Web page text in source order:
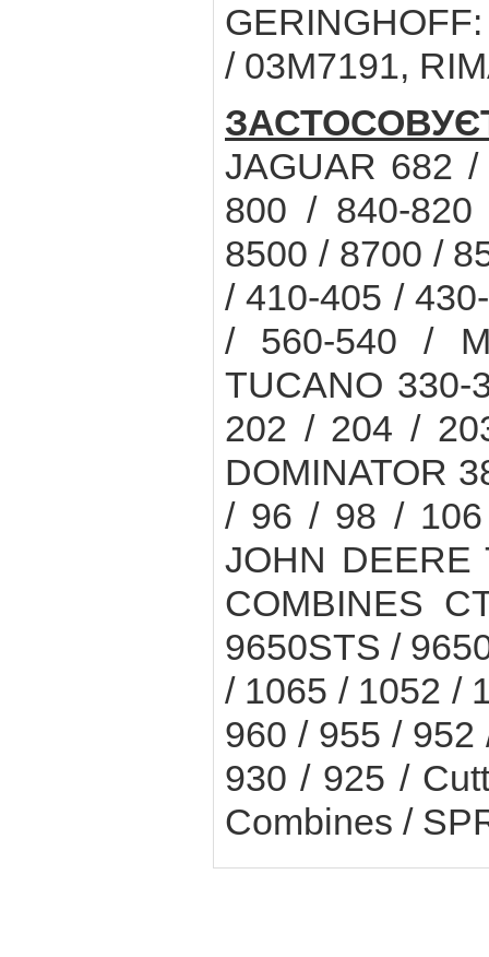
/ 03M7191,
JAGUAR 682
800 / 840-
8500 / 8700 /
/ 410-405 /
/ 560-540 /
TUCANO
202 / 204 /
DOMINATOR
/ 96 / 98 / 106
JOHN
COMBINES
9650STS /
/ 1065 / 1052 /
960 / 955 / 952
930 / 925 /
Combines /